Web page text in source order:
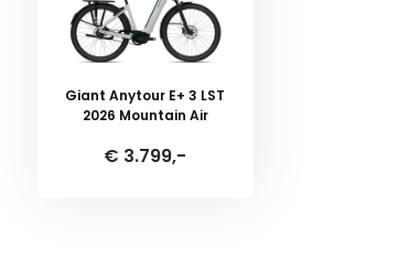
Giant Anytour E+ 3 LST
2026 Mountain Air
€ 3.799,-